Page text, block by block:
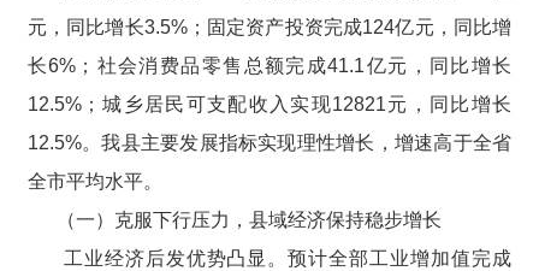
元，同比增长3.5%；固定资产投资完成124亿元，同比增
长6%；社会消费品零售总额完成41.1亿元，同比增长
12.5%；城乡居民可支配收入实现12821元，同比增长
12.5%。我县主要发展指标实现理性增长，增速高于全省
全市平均水平。
（一）克服下行压力，县域经济保持稳步增长
工业经济后发优势凸显。预计全部工业增加值完成